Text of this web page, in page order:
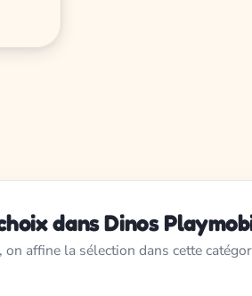
dans Dinos
affine la sélection dans cette